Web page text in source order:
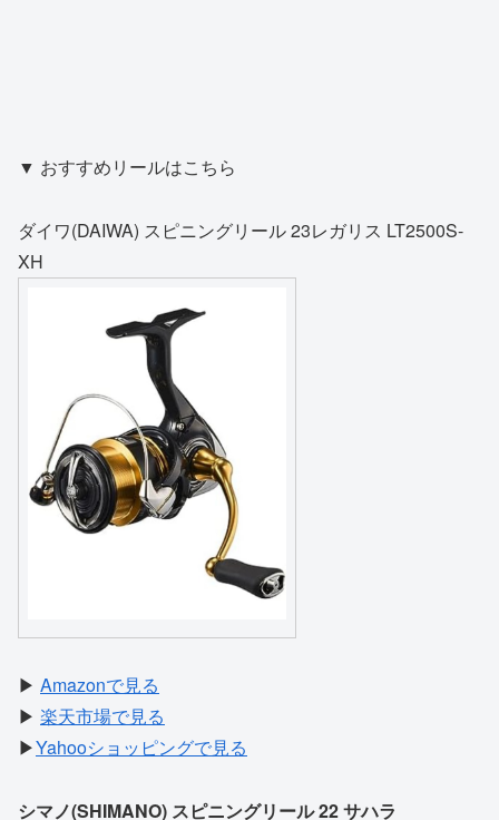
▼ おすすめリールはこちら
ダイワ(DAIWA) スピニングリール 23レガリス LT2500S-
XH
▶ Amazonで見る
▶ 楽天市場で見る
▶Yahooショッピングで見る
シマノ(SHIMANO) スピニングリール 22 サハラ